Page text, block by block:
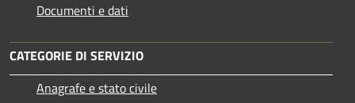
Documenti e dati
CATEGORIE DI SERVIZIO
Anagrafe e stato civile